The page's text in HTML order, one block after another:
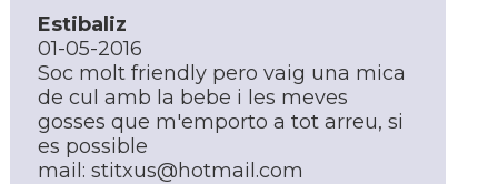
Estibaliz
01-05-2016
Soc molt friendly pero vaig una mica
de cul amb la bebe i les meves
gosses que m'emporto a tot arreu, si
es possible
mail: stitxus@hotmail.com